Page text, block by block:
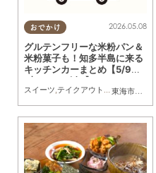
おでかけ
東海市
,大府市
2026.05.08
グルテンフリーな米粉パン＆
米粉菓子も！知多半島に来る
キッチンカーまとめ【5/9
(土)～5/15(金)】
スイーツ,テイクアウト ,キッチンカー